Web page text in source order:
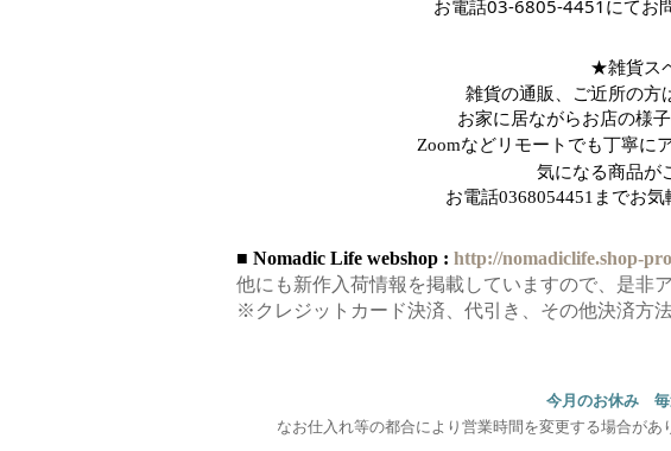
お電話03-6805-4451にてお
★雑貨ス
雑貨の通販、ご近所の方
お家に居ながらお店の様
Zoomなどリモートでも丁寧に
気になる商品が
お電話0368054451までお気
■ Nomadic Life webshop : http://nomadiclife.shop-
他にも新作入荷情報を掲載していますので、是非
※クレジットカード決済、代引き、その他決済方法
今月のお休み
なお仕入れ等の都合により営業時間を変更する場合があ